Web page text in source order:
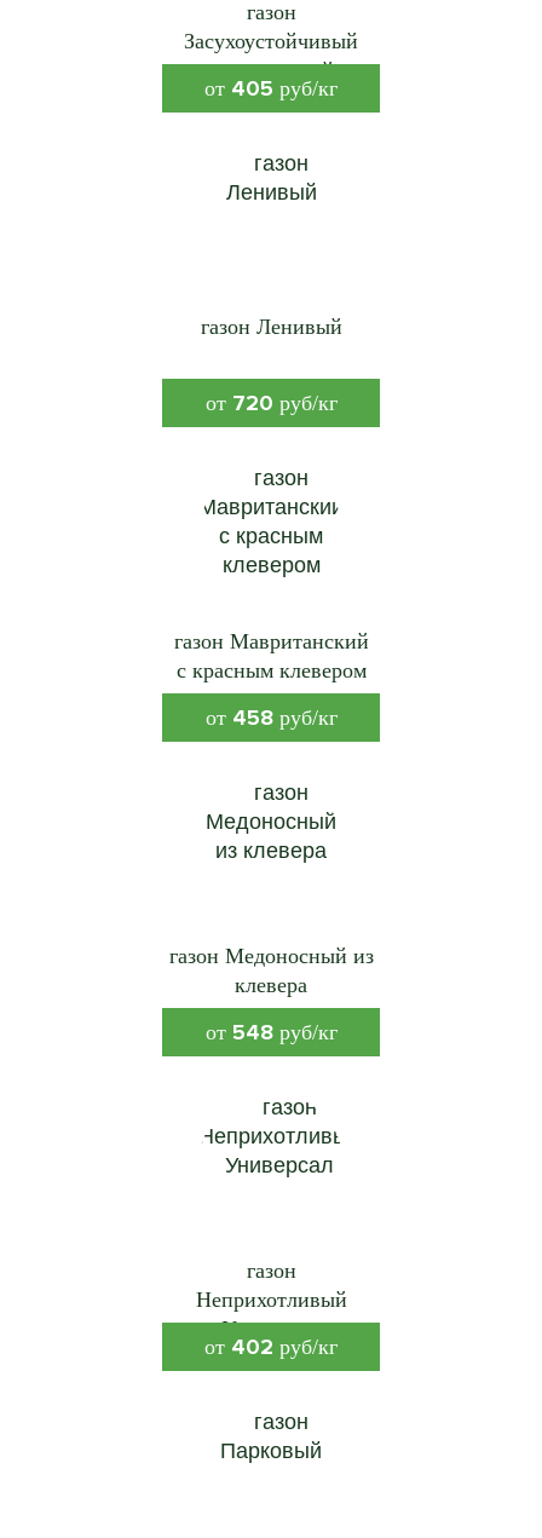
газон
Засухоустойчивый
специальный
от 405 руб/кг
газон Ленивый
от 720 руб/кг
газон Мавританский
с красным клевером
от 458руб/кг
газон Медоносный из
клевера
от 548руб/кг
газон
Неприхотливый
Универсал
от 402 руб/кг